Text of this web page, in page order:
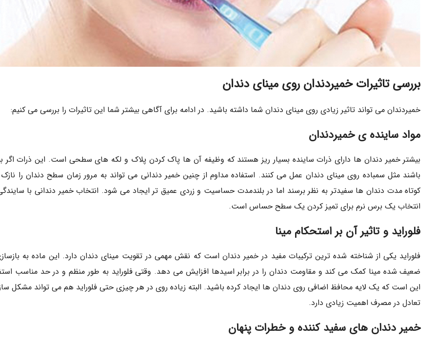
بررسی تاثیرات خمیردندان روی مینای دندان
خمیردندان می تواند تاثیر زیادی روی مینای دندان شما داشته باشید. در ادامه برای آگاهی بیشتر شما این تاثیرات را بررسی می کنیم:
مواد ساینده ی خمیردندان
بیشتر خمیر دندان ها دارای ذرات ساینده بسیار ریز هستند که وظیفه آن ها پاک کردن پلاک و لکه های سطحی است. این ذرات اگر
باشند مثل سمباده روی مینای دندان عمل می کنند. استفاده مداوم از چنین خمیر دندانی می تواند به مرور زمان سطح دندان را
کوتاه مدت دندان ها سفیدتر به نظر برسند اما در بلندمدت حساسیت و زردی عمیق تر ایجاد می شود. انتخاب خمیر دندانی با
انتخاب یک برس نرم برای تمیز کردن یک سطح حساس است.
فلوراید و تاثیر آن بر استحکام مینا
فلوراید یکی از شناخته شده ترین ترکیبات مفید در خمیر دندان است که نقش مهمی در تقویت مینای دندان دارد. این ماده به
ضعیف شده مینا کمک می کند و مقاومت دندان را در برابر اسیدها افزایش می دهد. وقتی فلوراید به طور منظم و در حد مناسب
این است که یک لایه محافظ اضافی روی دندان ها ایجاد کرده باشید. البته زیاده روی در هر چیزی حتی فلوراید هم می تواند مشکل ساز
تعادل در مصرف اهمیت زیادی دارد.
خمیر دندان های سفید کننده و خطرات پنهان